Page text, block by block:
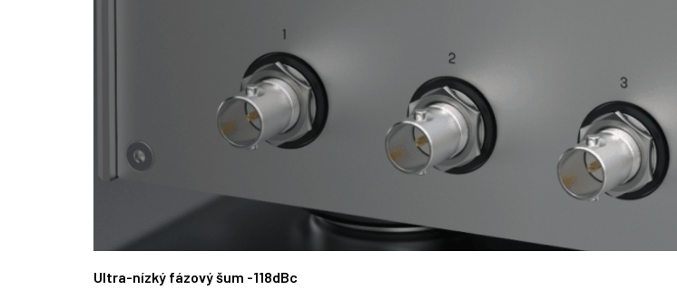
Ultra-nízký fázový šum -118dBc